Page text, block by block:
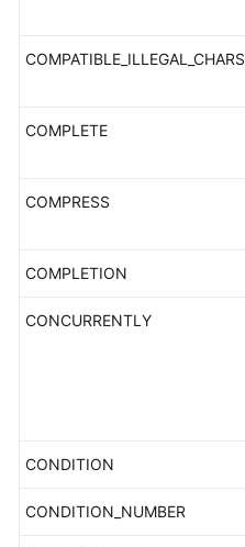
COMPATIBLE_ILLEGAL_CHARS
COMPLETE
COMPRESS
COMPLETION
CONCURRENTLY
CONDITION
CONDITION_NUMBER